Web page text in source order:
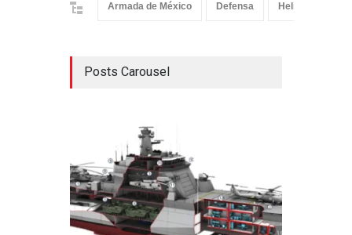
Armada de México Defensa Helicópteros
Posts Carousel